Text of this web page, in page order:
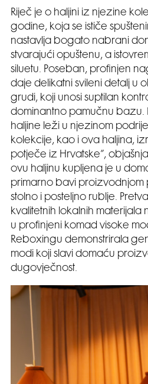
Riječ je o haljini iz njezine
godine, koja se ističe
nastavlja bogato nabrani
stvarajući opuštenu, a
siluetu. Poseban, profinjen
daje delikatni svileni detalj u
grudi, koji unosi suptilan
dominantno pamučnu bazu.
haljine leži u njezinom
kolekcije, kao i ova haljina,
potječe iz Hrvatske”,
ovu haljinu kupljena je u
primarno bavi proizvodnjom
stolno i posteljno rublje.
kvalitetnih lokalnih materijala
u profinjeni komad visoke
Reboxingu demonstrirala
modi koji slavi domaću
dugovječnost.